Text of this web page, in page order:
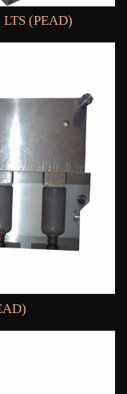
(PEAD)